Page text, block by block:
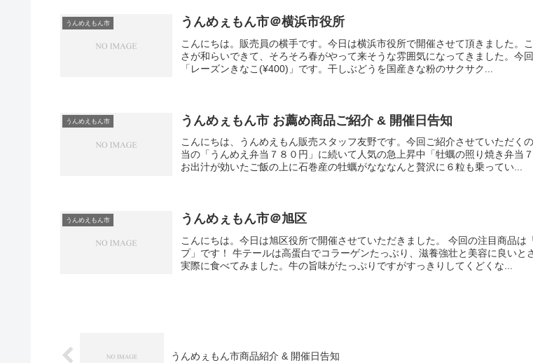
うんめえもん市 うんめぇもん市＠横浜市役所
こんにちは。販売員の横手です。今日は横浜市役所で開催させて頂きました。
さが和らいできて、そろそろ春がやって来そうな雰囲気になってきました。今
「レーズンきなこ(¥400)」です。干しぶどうを国産きな粉のサクサク...
うんめえもん市 うんめぇもん市 お薦め商品ご紹介 & 開催日告知
こんにちは、うんめえもん販売スタッフ友野です。今回ご紹介させていただく
当の「うんめえ弁当７８０円」に続いて人気の急上昇中「牡蠣の照り焼き弁当
お出汁が効いたご飯の上に石巻産の牡蠣がなななんと贅沢に６粒も乗ってい...
うんめえもん市 うんめぇもん市＠旭区
こんにちは。今日は旭区役所で開催させていただきました。 今回の注目商品は
プ」です！ 牛テールは高蛋白でコラーゲンたっぶり、滋養強壮と美容に良いと
実際に食べてみました。牛の旨味がたっぷりですがすっきりしてくどくな...
うんめぇもん市商品紹介 & 開催日告知